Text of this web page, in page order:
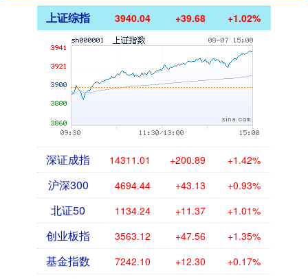
上证综指 3940.04 +39.68 +1.02%
深证成指 14311.01 +200.89 +1.42%
沪深300 4694.44 +43.13 +0.93%
北证50 1134.24 +11.37 +1.01%
创业板指 3563.12 +47.56 +1.35%
基金指数 7242.10 +12.30 +0.17%